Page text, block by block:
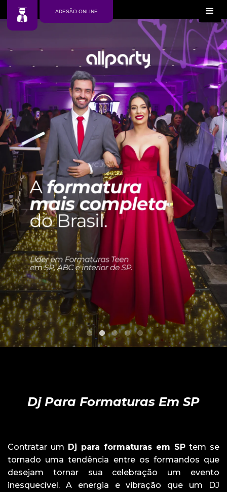
ADESÃO ONLINE
Dj Para Formaturas Em SP
Contratar um Dj para formaturas em SP tem se
tornado uma tendência entre os formandos que
desejam tornar sua celebração um evento
inesquecível. A energia e vibração que um DJ